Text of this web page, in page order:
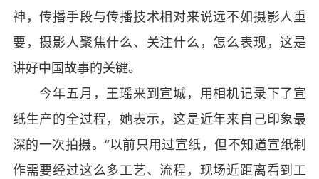
神，传播手段与传播技术相对来说远不如摄影人重
要，摄影人聚焦什么、关注什么，怎么表现，这是
讲好中国故事的关键。
今年五月，王瑶来到宣城，用相机记录下了宣
纸生产的全过程，她表示，这是近年来自己印象最
深的一次拍摄。“以前只用过宣纸，但不知道宣纸制
作需要经过这么多工艺、流程，现场近距离看到工